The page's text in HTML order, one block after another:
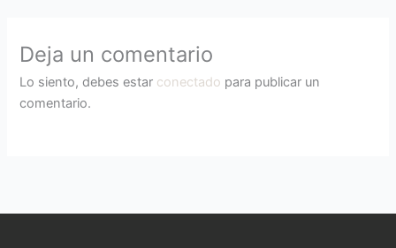
Deja un comentario
Lo siento, debes estar conectado para publicar un
comentario.